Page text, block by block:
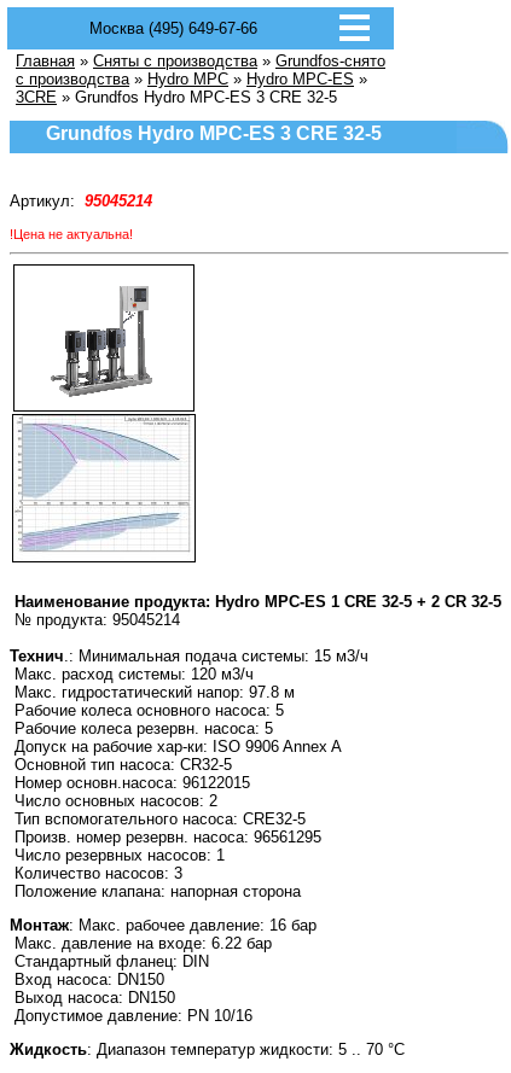
Москва (495) 649-67-66
Главная » Сняты с производства» Grundfos-снято
с производства» Hydro MPC » Hydro MPC-ES »
3CRE » Grundfos Hydro MPC-ES 3 CRE 32-5
Grundfos Hydro MPC-ES 3 CRE 32-5
Артикул: 95045214
!Цена не актуальна!
Наименование продукта: Hydro MPC-ES 1 CRE 32-5 + 2 CR 32-5
№ продукта: 95045214
Технич.: Минимальная подача системы: 15 м3/ч
Макс. расход системы: 120 м3/ч
Макс. гидростатический напор: 97.8 м
Рабочие колеса основного насоса: 5
Рабочие колеса резервн. насоса: 5
Допуск на рабочие хар-ки: ISO 9906 Annex A
Основной тип насоса: CR32-5
Номер основн.насоса: 96122015
Число основных насосов: 2
Тип вспомогательного насоса: CRE32-5
Произв. номер резервн. насоса: 96561295
Число резервных насосов: 1
Количество насосов: 3
Положение клапана: напорная сторона
Монтаж: Макс. рабочее давление: 16 бар
Макс. давление на входе: 6.22 бар
Стандартный фланец: DIN
Вход насоса: DN150
Выход насоса: DN150
Допустимое давление: PN 10/16
Жидкость: Диапазон температур жидкости: 5 .. 70 °C